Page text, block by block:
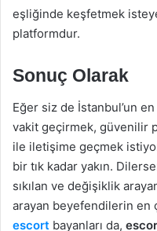
eşliğinde keşfetmek
platformdur.
Sonuç Olarak
Eğer siz de İstanbul’un
vakit geçirmek, güvenilir
ile iletişime geçmek
bir tık kadar yakın.
sıkılan ve değişiklik
arayan beyefendilerin en
escort bayanları da,